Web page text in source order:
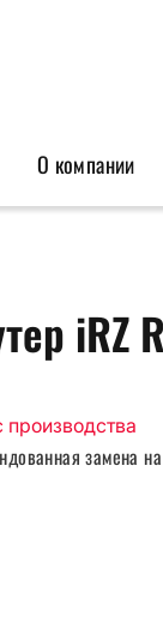
GSM модули
Радиомодули
О компании
iRZ
производства
замена